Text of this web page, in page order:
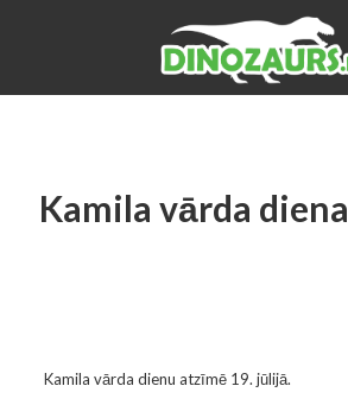
Kamila vārda diena
Kamila vārda dienu atzīmē 19. jūlijā.